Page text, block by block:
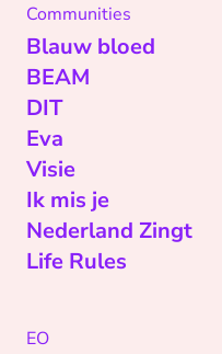
Communities
Blauw bloed
BEAM
DIT
Eva
Visie
Ik mis je
Nederland Zingt
Life Rules
EO